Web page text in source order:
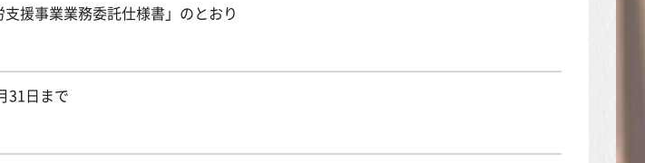
援事業業務委託仕様書」のとおり
31日まで